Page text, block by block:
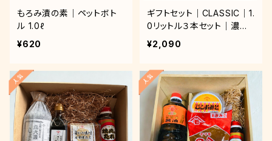
もろみ漬の素｜ペットボト
ル 1.0ℓ
¥620
ギフトセット｜CLASSIC｜1.
0リットル３本セット｜濃口
（紫）× 淡口 × 純正
¥2,090